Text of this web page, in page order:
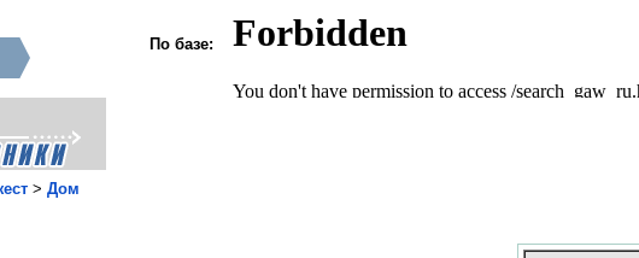
По базе:
> Дом